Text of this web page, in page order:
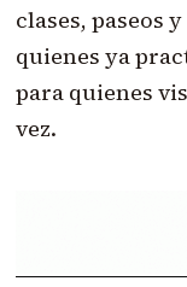
clases, paseos
quienes ya
para quienes
vez.